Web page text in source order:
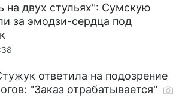
на двух стульях": Сумскую
за эмодзи-сердца под
ответила на подозрение
"Заказ отрабатывается"